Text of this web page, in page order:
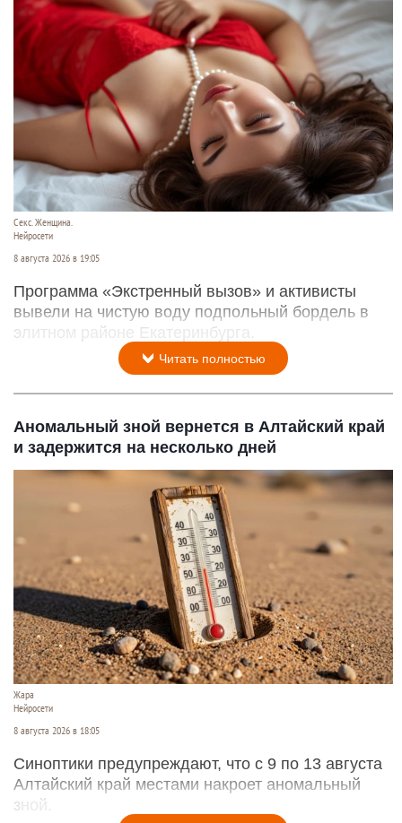
Секс. Женщина.
Нейросети
8 августа 2026 в 19:05
Программа «Экстренный вызов» и активисты
вывели на чистую воду подпольный бордель в
элитном районе Екатеринбурга.
Читать полностью
Аномальный зной вернется в Алтайский край
и задержится на несколько дней
Жара
Нейросети
8 августа 2026 в 18:05
Синоптики предупреждают, что с 9 по 13 августа
Алтайский край местами накроет аномальный
зной.